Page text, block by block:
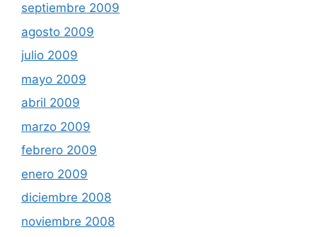
septiembre 2009
agosto 2009
julio 2009
mayo 2009
abril 2009
marzo 2009
febrero 2009
enero 2009
diciembre 2008
noviembre 2008